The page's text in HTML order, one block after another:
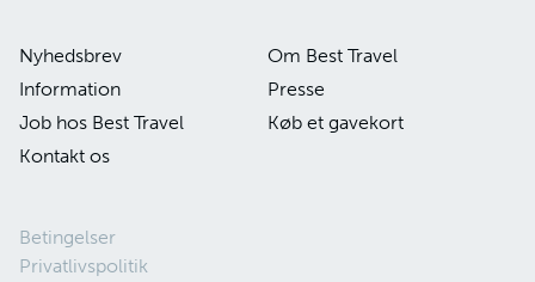
Nyhedsbrev
Om Best Travel
Information
Presse
Job hos Best Travel
Køb et gavekort
Kontakt os
Betingelser
Privatlivspolitik